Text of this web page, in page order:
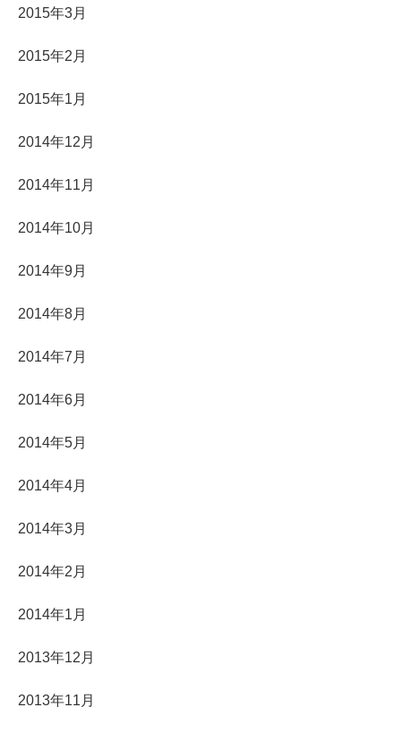
2015年3月
2015年2月
2015年1月
2014年12月
2014年11月
2014年10月
2014年9月
2014年8月
2014年7月
2014年6月
2014年5月
2014年4月
2014年3月
2014年2月
2014年1月
2013年12月
2013年11月